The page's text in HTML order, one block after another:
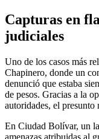
Capturas en
judiciales
Uno de los casos más
Chapinero, donde un
denunció que estaba
de pesos. Gracias a la
autoridades, el presunto
En Ciudad Bolívar, un